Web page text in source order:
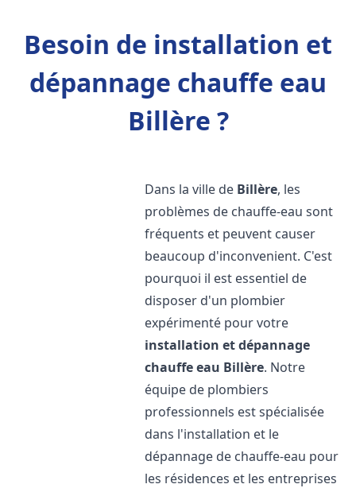
Besoin de installation et
dépannage chauffe eau
Billère ?
Dans la ville de Billère, les
problèmes de chauffe-eau sont
fréquents et peuvent causer
beaucoup d'inconvenient. C'est
pourquoi il est essentiel de
disposer d'un plombier
expérimenté pour votre
installation et dépannage
chauffe eau Billère. Notre
équipe de plombiers
professionnels est spécialisée
dans l'installation et le
dépannage de chauffe-eau pour
les résidences et les entreprises